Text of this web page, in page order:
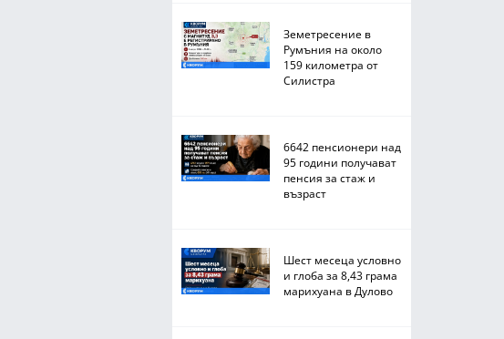
Земетресение в
Румъния на около
159 километра от
Силистра
6642 пенсионери над
95 години получават
пенсия за стаж и
възраст
Шест месеца условно
и глоба за 8,43 грама
марихуана в Дулово